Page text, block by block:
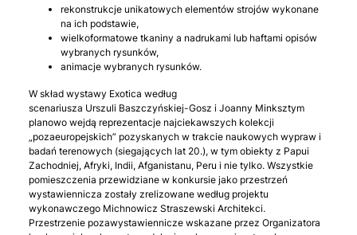
rekonstrukcje unikatowych elementów strojów wykonane
na ich podstawie,
wielkoformatowe tkaniny a nadrukami lub haftami opisów
wybranych rysunków,
animacje wybranych rysunków.
W skład wystawy Exotica według
scenariusza Urszuli Baszczyńskiej-Gosz i Joanny Minksztym
planowo wejdą reprezentacje najciekawszych kolekcji
„pozaeuropejskich” pozyskanych w trakcie naukowych wypraw i
badań terenowych (siegających lat 20.), w tym obiekty z Papui
Zachodniej, Afryki, Indii, Afganistanu, Peru i nie tylko. Wszystkie
pomieszczenia przewidziane w konkursie jako przestrzeń
wystawiennicza zostały zrelizowane według projektu
wykonawczego Michnowicz Straszewski Architekci.
Przestrzenie pozawystawiennicze wskazane przez Organizatora